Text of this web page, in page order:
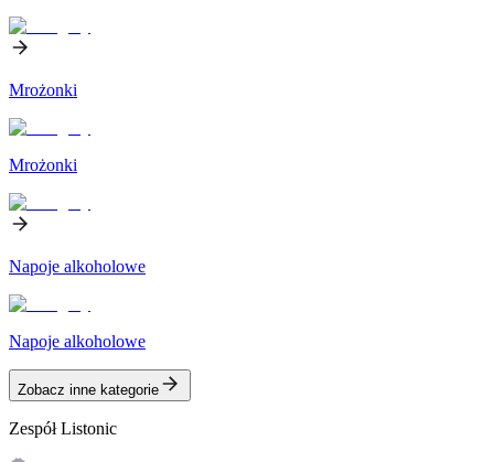
Mrożonki
Mrożonki
Napoje alkoholowe
Napoje alkoholowe
Zobacz inne kategorie
Zespół Listonic